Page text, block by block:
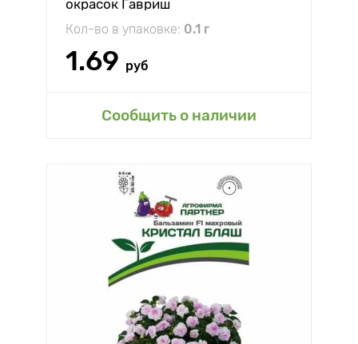
окрасок Гавриш
Кол-во в упаковке: 0.1 г
1.69 руб
Сообщить о наличии